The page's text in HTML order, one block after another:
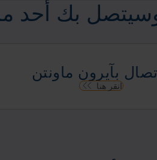
بك أحد
بآيرون ماونتن
انقر هنا